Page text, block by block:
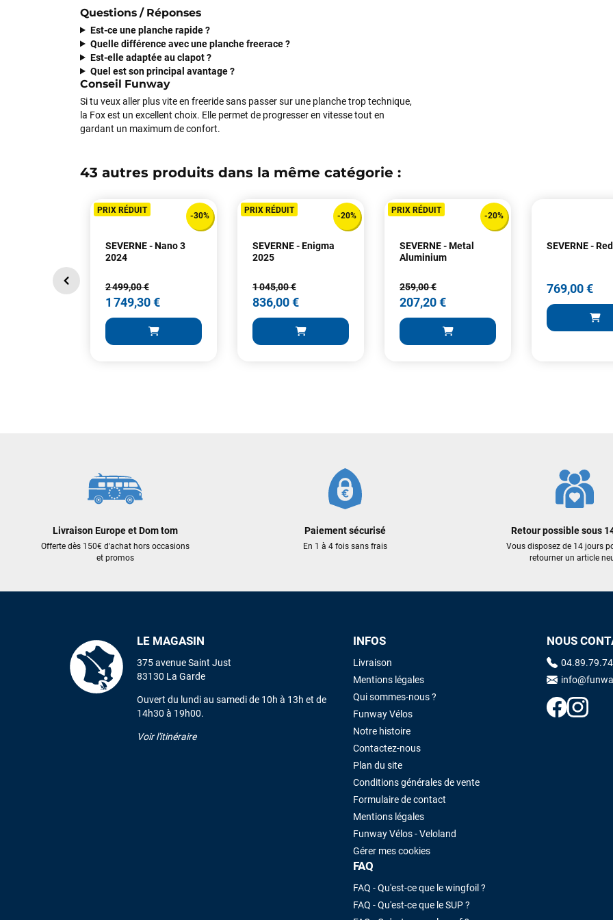
Questions / Réponses
Est-ce une planche rapide ?
Quelle différence avec une planche freerace ?
Est-elle adaptée au clapot ?
Quel est son principal avantage ?
Conseil Funway
Si tu veux aller plus vite en freeride sans passer sur une planche trop technique,
la Fox est un excellent choix. Elle permet de progresser en vitesse tout en
gardant un maximum de confort.
43 autres produits dans la même catégorie :
PRIX RÉDUIT
-30%
SEVERNE - Nano 3
2024
2 499,00 €
1 749,30 €
PRIX RÉDUIT
-20%
SEVERNE - Enigma
2025
1 045,00 €
836,00 €
PRIX RÉDUIT
-20%
SEVERNE - Metal
Aluminium
259,00 €
207,20 €
SEVERNE -
769,00 €
Livraison Europe et Dom tom
Offerte dès 150€ d'achat hors occasions
et promos
Paiement sécurisé
En 1 à 4 fois sans frais
Retour possible sous
Vous disposez de 14 jours
retourner un article
LE MAGASIN
375 avenue Saint Just
83130 La Garde
Ouvert du lundi au samedi de 10h à 13h et de
14h30 à 19h00.
Voir l'itinéraire
INFOS
Livraison
Mentions légales
Qui sommes-nous ?
Funway Vélos
Notre histoire
Contactez-nous
Plan du site
Conditions générales de vente
Formulaire de contact
Mentions légales
Funway Vélos - Veloland
Gérer mes cookies
FAQ
FAQ - Qu'est-ce que le wingfoil ?
FAQ - Qu'est-ce que le SUP ?
NOUS
VOIR TOUS LES AVIS